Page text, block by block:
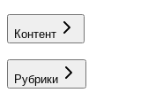
Контент
Рубрики